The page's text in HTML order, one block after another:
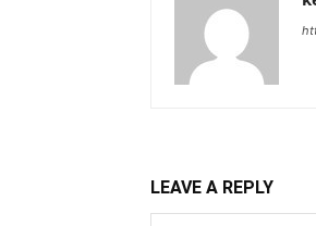
LEAVE A REPLY